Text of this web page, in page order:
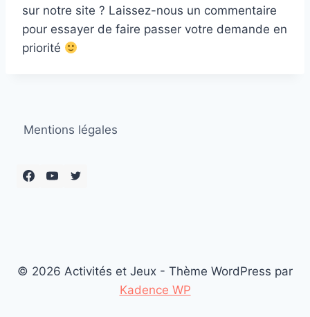
sur notre site ? Laissez-nous un commentaire
pour essayer de faire passer votre demande en
priorité
Mentions légales
© 2026 Activités et Jeux - Thème WordPress par
Kadence WP